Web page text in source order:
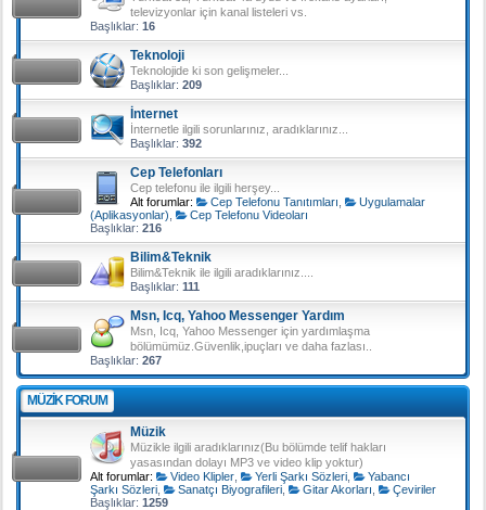
televizyonlar için kanal listeleri vs.
Başlıklar: 16
Teknoloji
Teknolojide ki son gelişmeler...
Başlıklar: 209
İnternet
İnternetle ilgili sorunlarınız, aradıklarınız...
Başlıklar: 392
Cep Telefonları
Cep telefonu ile ilgili herşey...
Alt forumlar:
Cep Telefonu Tanıtımları
Uygulamalar
(Aplikasyonlar)
Cep Telefonu Videoları
Başlıklar: 216
Bilim&Teknik
Bilim&Teknik ile ilgili aradıklarınız....
Başlıklar: 111
Msn, Icq, Yahoo Messenger Yardım
Msn, Icq, Yahoo Messenger için yardımlaşma
bölümümüz.Güvenlik,ipuçları ve daha fazlası..
Başlıklar: 267
MÜZIK FORUM
Müzik
Müzikle ilgili aradıklarınız(Bu bölümde telif hakları
yasasından dolayı MP3 ve video klip yoktur)
Alt forumlar:
Video Klipler, Yerli Şarkı Sözleri,
Yabancı
Şarkı Sözleri
Sanatçı Biyografileri, Gitar Akorları
Çeviriler
Başlıklar: 1259